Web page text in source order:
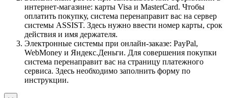
интернет-магазине: карты Visa и MasterCard. Чтобы
оплатить покупку, система перенаправит вас на сервер
системы ASSIST. Здесь нужно ввести номер карты, срок
действия и имя держателя.
Электронные системы при онлайн-заказе: PayPal,
WebMoney и Яндекс.Деньги. Для совершения покупки
система перенаправит вас на страницу платежного
сервиса. Здесь необходимо заполнить форму по
инструкции.